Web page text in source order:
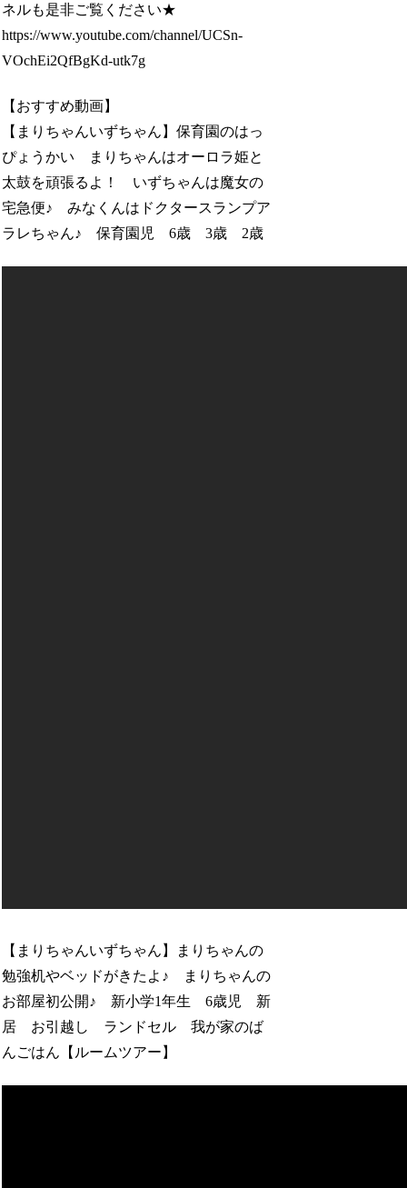
ネルも是非ご覧ください★
https://www.youtube.com/channel/UCSn-
VOchEi2QfBgKd-utk7g
【おすすめ動画】
【まりちゃんいずちゃん】保育園のはっ
ぴょうかい まりちゃんはオーロラ姫と
太鼓を頑張るよ！ いずちゃんは魔女の
宅急便♪ みなくんはドクタースランプア
ラレちゃん♪ 保育園児 6歳 3歳 2歳
【まりちゃんいずちゃん】まりちゃんの
勉強机やベッドがきたよ♪ まりちゃんの
お部屋初公開♪ 新小学1年生 6歳児 新
居 お引越し ランドセル 我が家のば
んごはん【ルームツアー】